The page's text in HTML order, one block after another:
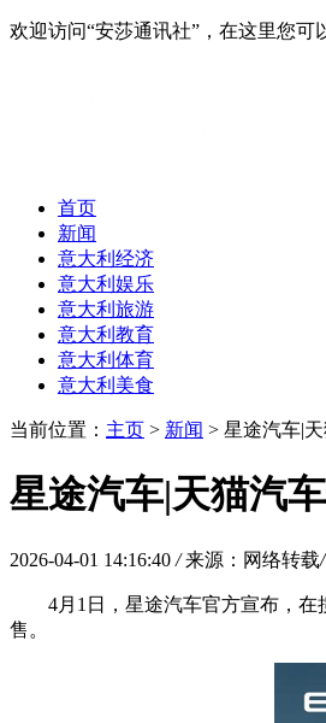
欢迎访问“安莎通讯社”，在这里您
首页
新闻
意大利经济
意大利娱乐
意大利旅游
意大利教育
意大利体育
意大利美食
当前位置： 主页 > 新闻 > 星途汽车|
星途汽车|天猫汽
2026-04-01 14:16:40 / 来源：网络转载/
4月1日，星途汽车官方宣布，
售。